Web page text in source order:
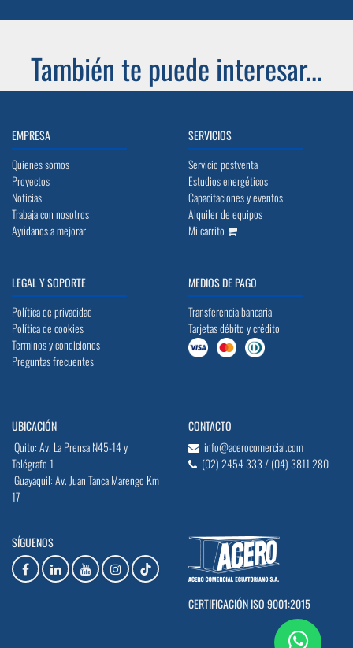
También te puede interesar...
EMPRESA
Quienes somos
Proyectos
Noticias
Trabaja con nosotros
Ayúdanos a mejorar
SERVICIOS
Servicio postventa
Estudios energéticos
Capacitaciones y eventos
Alquiler de equipos
Mi carrito
LEGAL Y SOPORTE
Política de privacidad
Política de cookies
Terminos y condiciones
Preguntas frecuentes
MEDIOS DE PAGO
Transferencia bancaria
Tarjetas débito y crédito
UBICACIÓN
Quito: Av. La Prensa N45-14 y
Telégrafo 1
Guayaquil: Av. Juan Tanca Marengo Km
17
CONTACTO
info@acerocomercial.com
(02) 2454 333 / (04) 3811 280
SÍGUENOS
CERTIFICACIÓN ISO 9001:2015